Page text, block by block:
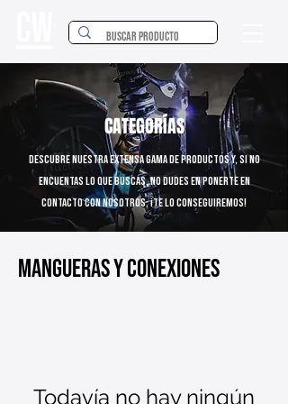
CATEGORÍAS
Descubre nuestra extensa gama de productos y, si no
encuentas lo que buscas, no dudes en ponerte en
contacto con nosotros; ¡Te lo conseguiremos!
Mangueras y Conexiones
Todavía no hay ningún